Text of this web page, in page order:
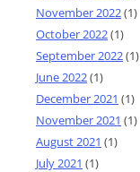
November 2022(1)
October 2022(1)
September 2022(1)
June 2022(1)
December 2021 (1)
November 2021 (1)
August 2021 (1)
July 2021 (1)